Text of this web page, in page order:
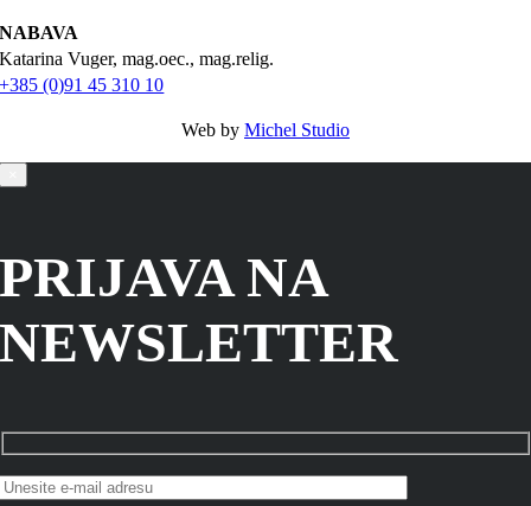
NABAVA
Katarina Vuger, mag.oec., mag.relig.
+385 (0)91 45 310 10
Web by Michel Studio
PRIJAVA NA
NEWSLETTER